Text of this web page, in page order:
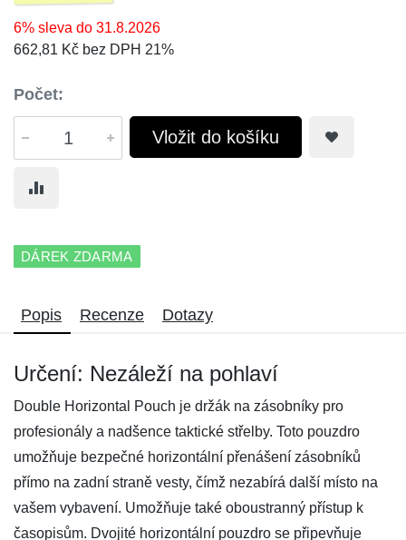
6% sleva do 31.8.2026
662,81 Kč bez DPH 21%
Počet:
Vložit do košíku
DÁREK ZDARMA
Popis Recenze Dotazy
Určení: Nezáleží na pohlaví
Double Horizontal Pouch je držák na zásobníky pro
profesionály a nadšence taktické střelby. Toto pouzdro
umožňuje bezpečné horizontální přenášení zásobníků
přímo na zadní straně vesty, čímž nezabírá další místo na
vašem vybavení. Umožňuje také oboustranný přístup k
časopisům. Dvojité horizontální pouzdro se připevňuje